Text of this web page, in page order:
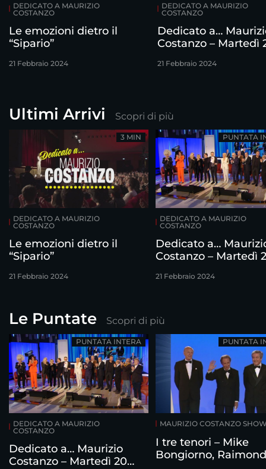
DEDICATO A MAURIZIO
COSTANZO
Le emozioni dietro il
“Sipario”
21 Febbraio 2024
DEDICATO A MAURIZIO
COSTANZO
Dedicato a…
Costanzo – Martedì
21 Febbraio 2024
Ultimi Arrivi Scopri di più
DEDICATO A MAURIZIO
COSTANZO
Le emozioni dietro il
“Sipario”
21 Febbraio 2024
3 MIN
DEDICATO A MAURIZIO
COSTANZO
Dedicato a…
Costanzo – Martedì
21 Febbraio 2024
PUNTATA
Le Puntate Scopri di più
DEDICATO A MAURIZIO
COSTANZO
Dedicato a… Maurizio
Costanzo – Martedì 20
PUNTATA INTERA
MAURIZIO COSTANZO
I tre tenori – Mike
Bongiorno,
PUNTATA